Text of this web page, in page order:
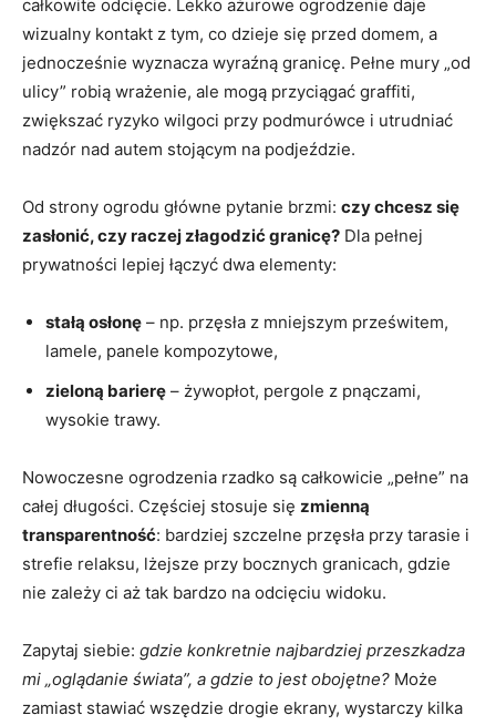
całkowite odcięcie. Lekko ażurowe ogrodzenie daje
wizualny kontakt z tym, co dzieje się przed domem, a
jednocześnie wyznacza wyraźną granicę. Pełne mury „od
ulicy” robią wrażenie, ale mogą przyciągać graffiti,
zwiększać ryzyko wilgoci przy podmurówce i utrudniać
nadzór nad autem stojącym na podjeździe.
Od strony ogrodu główne pytanie brzmi: czy chcesz się
zasłonić, czy raczej złagodzić granicę? Dla pełnej
prywatności lepiej łączyć dwa elementy:
stałą osłonę – np. przęsła z mniejszym prześwitem,
lamele, panele kompozytowe,
zieloną barierę – żywopłot, pergole z pnączami,
wysokie trawy.
Nowoczesne ogrodzenia rzadko są całkowicie „pełne” na
całej długości. Częściej stosuje się zmienną
transparentność: bardziej szczelne przęsła przy tarasie i
strefie relaksu, lżejsze przy bocznych granicach, gdzie
nie zależy ci aż tak bardzo na odcięciu widoku.
Zapytaj siebie: gdzie konkretnie najbardziej przeszkadza
mi „oglądanie świata”, a gdzie to jest obojętne? Może
zamiast stawiać wszędzie drogie ekrany, wystarczy kilka